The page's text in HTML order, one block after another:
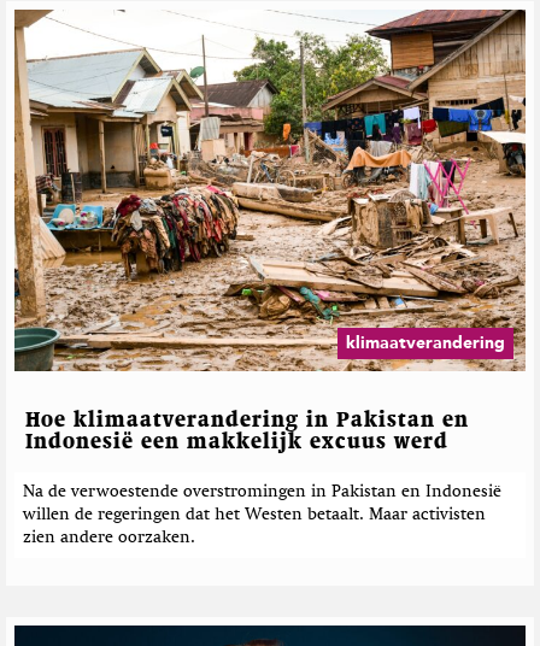
o
w
n
T
o
E
a
r
t
h
M
a
g
a
z
i
e
G
e
a
e
e
d
e
b
e
klimaatverandering
Hoe klimaatverandering in Pakistan en
Indonesië een makkelijk excuus werd
Na de verwoestende overstromingen in Pakistan en Indonesië
willen de regeringen dat het Westen betaalt. Maar activisten
zien andere oorzaken.